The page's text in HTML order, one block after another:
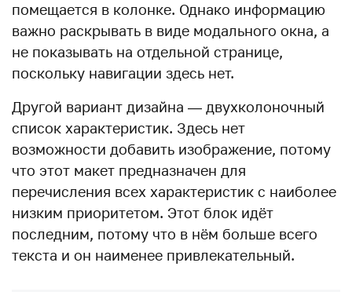
помещается в колонке. Однако информацию
важно раскрывать в виде модального окна, а
не показывать на отдельной странице,
поскольку навигации здесь нет.
Другой вариант дизайна — двухколоночный
список характеристик. Здесь нет
возможности добавить изображение, потому
что этот макет предназначен для
перечисления всех характеристик с наиболее
низким приоритетом. Этот блок идёт
последним, потому что в нём больше всего
текста и он наименее привлекательный.